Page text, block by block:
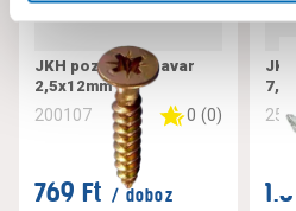
JKH pozdorjacsavar
2,5x12mm
200107 0 (0)
769 Ft / doboz